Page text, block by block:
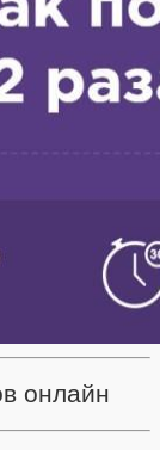
онлайн